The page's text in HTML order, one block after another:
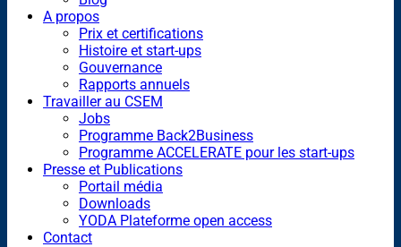
A propos
Prix et certifications
Histoire et start-ups
Gouvernance
Rapports annuels
Travailler au CSEM
Jobs
Programme Back2Business
Programme ACCELERATE pour les start-ups
Presse et Publications
Portail média
Downloads
YODA Plateforme open access
Contact